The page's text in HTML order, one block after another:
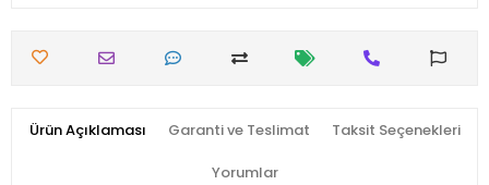
Ürün Açıklaması Garanti ve Teslimat Taksit Seçenekleri
Yorumlar